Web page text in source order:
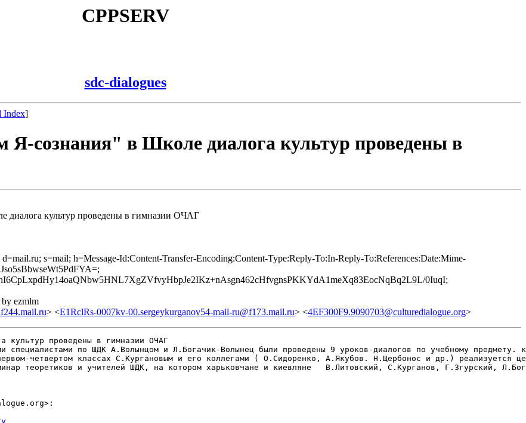
CPPSERV
sdc-dialogues
Index]
Я-сознания" в Школе диалога культур проведены в
диалога культур проведены в гимназии ОЧАГ
s=mail; h=Message-Id:Content-Transfer-Encoding:Content-Type:Reply-To:In-Reply-To:References:Date:Mime-
0IuqI;
by ezmlm
> <E1RclRs-0007kv-00.sergeykurganov54-mail-ru@f173.mail.ru> <4EF300F9.9090703@culturedialogue.org>
культур проведены в гимназии ОЧАГ
специалистами по ШДК А.Волынцом и Л.Богачик-Волынец были проведены 9 уроков-диалогов по учебному
четвертом классах С.Кургановым и его коллегами ( О.Сидоренко, А.Якубов. Н.Щербонос и др.)
теоретиков и учителей ШДК, на котором харьковчане и киевляне   В.Литовский, С.Курганов, Г.Згурский,